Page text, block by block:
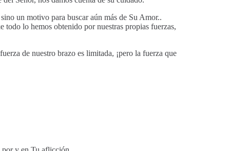
un motivo para buscar aún más de Su Amor..
todo lo hemos obtenido por nuestras propias fuerzas,
de nuestro brazo es limitada, ¡pero la fuerza que